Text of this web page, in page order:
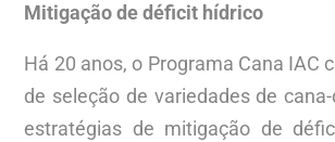
Mitigação de déficit hídrico
Há 20 anos, o Programa Cana IAC
de seleção de variedades de
estratégias de mitigação de